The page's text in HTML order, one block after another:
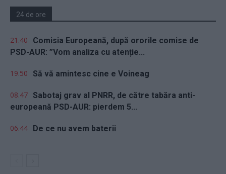
24 de ore
21.40
Comisia Europeană, după ororile comise de
PSD-AUR: ”Vom analiza cu atenție...
19.50 Să vă amintesc cine e Voineag
08.47 Sabotaj grav al PNRR, de către tabăra anti-
europeană PSD-AUR: pierdem 5...
06.44 De ce nu avem baterii